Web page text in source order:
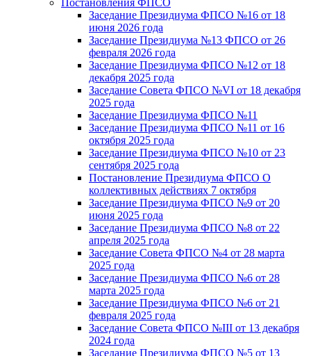
Заседание Президиума ФПСО №16 от 18
июня 2026 года
Заседание Президиума №13 ФПСО от 26
февраля 2026 года
Заседание Президиума ФПСО №12 от 18
декабря 2025 года
Заседание Совета ФПСО №VI от 18 декабря
2025 года
Заседание Президиума ФПСО №11
Заседание Президиума ФПСО №11 от 16
октября 2025 года
Заседание Президиума ФПСО №10 от 23
сентября 2025 года
Постановление Президиума ФПСО О
коллективных действиях 7 октября
Заседание Президиума ФПСО №9 от 20
июня 2025 года
Заседание Президиума ФПСО №8 от 22
апреля 2025 года
Заседание Совета ФПСО №4 от 28 марта
2025 года
Заседание Президиума ФПСО №6 от 28
марта 2025 года
Заседание Президиума ФПСО №6 от 21
февраля 2025 года
Заседание Совета ФПСО №III от 13 декабря
2024 года
Заседание Президиума ФПСО №5 от 13